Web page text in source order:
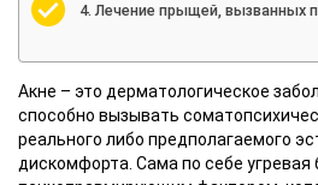
Лечение прыщей, вызванных
Акне – это дерматологическое
способно вызывать
реального либо предполагаемого
дискомфорта. Сама по себе угревая